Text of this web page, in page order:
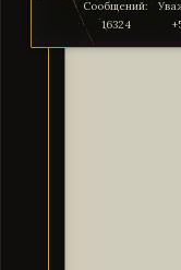
Сообщений:
16324